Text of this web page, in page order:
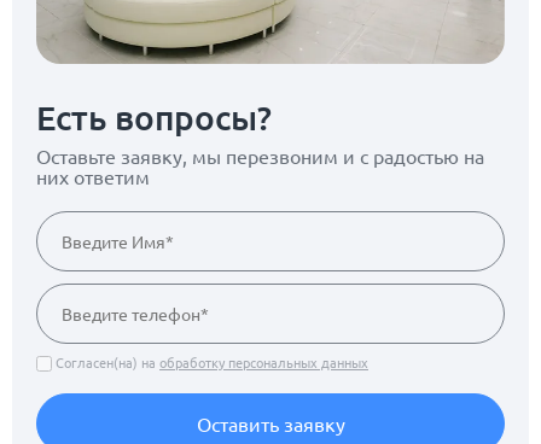
Есть вопросы?
Оставьте заявку, мы перезвоним и с радостью на
них ответим
Согласен(на) на обработку персональных данных
Оставить заявку